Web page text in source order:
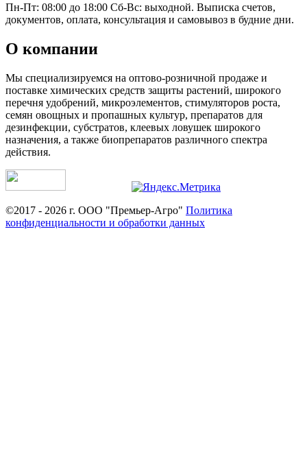
Пн-Пт: 08:00 до 18:00 Сб-Вс: выходной. Выписка счетов,
документов, оплата, консультация и самовывоз в будние дни.
О компании
Мы специализируемся на оптово-розничной продаже и
поставке химических средств защиты растений, широкого
перечня удобрений, микроэлементов, стимуляторов роста,
семян овощных и пропашных культур, препаратов для
дезинфекции, субстратов, клеевых ловушек широкого
назначения, а также биопрепаратов различного спектра
действия.
©2017 - 2026 г. ООО "Премьер-Агро" Политика
конфиденциальности и обработки данных